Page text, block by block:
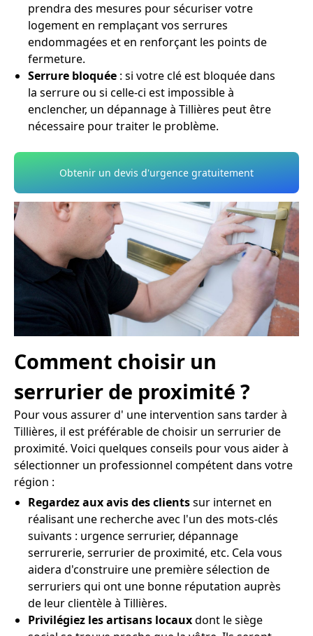
prendra des mesures pour sécuriser votre
logement en remplaçant vos serrures
endommagées et en renforçant les points de
fermeture.
Serrure bloquée : si votre clé est bloquée dans
la serrure ou si celle-ci est impossible à
enclencher, un dépannage à Tillières peut être
nécessaire pour traiter le problème.
Obtenir un devis d'urgence gratuitement
Comment choisir un
serrurier de proximité ?
Pour vous assurer d' une intervention sans tarder à
Tillières, il est préférable de choisir un serrurier de
proximité. Voici quelques conseils pour vous aider à
sélectionner un professionnel compétent dans votre
région :
Regardez aux avis des clientssur internet en
réalisant une recherche avec l'un des mots-clés
suivants : urgence serrurier, dépannage
serrurerie, serrurier de proximité, etc. Cela vous
aidera d'construire une première sélection de
serruriers qui ont une bonne réputation auprès
de leur clientèle à Tillières.
Privilégiez les artisans locauxdont le siège